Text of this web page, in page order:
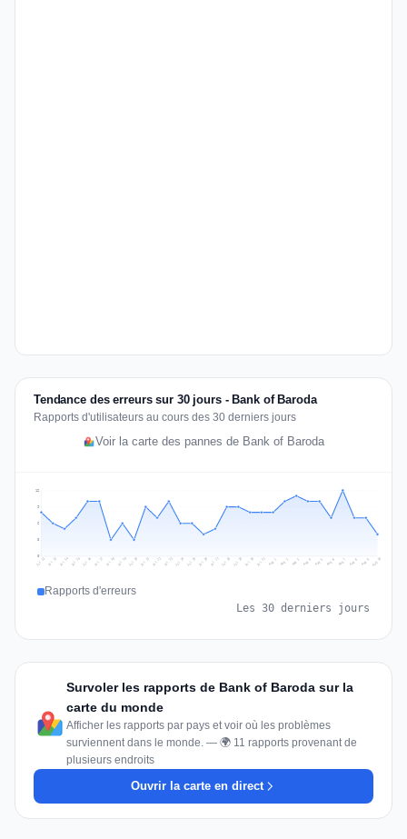
Tendance des erreurs sur 30 jours - Bank of Baroda
Rapports d'utilisateurs au cours des 30 derniers jours
Voir la carte des pannes de Bank of Baroda
3
6
9
12
Jul 12 Jul 13 Jul 14 Jul 15 Jul 16 Jul 17 Jul 18 Jul 19 Jul 20 Jul 21 Jul 22 Jul 23 Jul 24 Jul 25 Jul 26 Jul 27 Jul 28 Jul 29 Jul 30 Jul 31 Aug 1 Aug 2 Aug 3 Aug 4 Aug 5 Aug 6 Aug 7 Aug 8 Aug 9 Aug 10
Rapports d'erreurs
Les 30 derniers jours
Survoler les rapports de Bank of Baroda sur la
carte du monde
Afficher les rapports par pays et voir où les problèmes
surviennent dans le monde. — 🌍 11 rapports provenant de
plusieurs endroits
Ouvrir la carte en direct